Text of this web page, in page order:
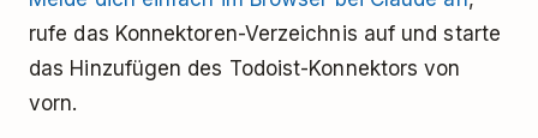
rufe das Konnektoren-Verzeichnis auf und starte
das Hinzufügen des Todoist-Konnektors von
vorn.